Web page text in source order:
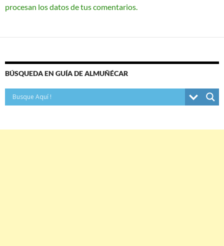
procesan los datos de tus comentarios.
BÚSQUEDA EN GUÍA DE ALMUÑÉCAR